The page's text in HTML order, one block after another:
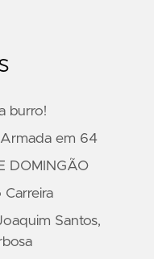
burro!
em 64
DOMINGÃO
Carreira
Santos,